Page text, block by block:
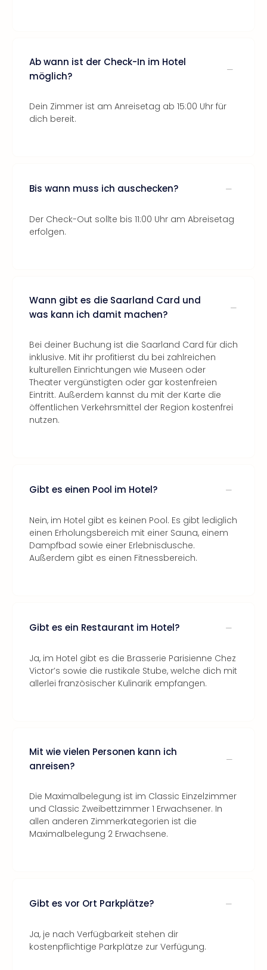
Ab wann ist der Check-In im Hotel
möglich?
Dein Zimmer ist am Anreisetag ab 15:00 Uhr für
dich bereit.
Bis wann muss ich auschecken?
Der Check-Out sollte bis 11:00 Uhr am Abreisetag
erfolgen.
Wann gibt es die Saarland Card und
was kann ich damit machen?
Bei deiner Buchung ist die Saarland Card für dich
inklusive. Mit ihr profitierst du bei zahlreichen
kulturellen Einrichtungen wie Museen oder
Theater vergünstigten oder gar kostenfreien
Eintritt. Außerdem kannst du mit der Karte die
öffentlichen Verkehrsmittel der Region kostenfrei
nutzen.
Gibt es einen Pool im Hotel?
Nein, im Hotel gibt es keinen Pool. Es gibt lediglich
einen Erholungsbereich mit einer Sauna, einem
Dampfbad sowie einer Erlebnisdusche.
Außerdem gibt es einen Fitnessbereich.
Gibt es ein Restaurant im Hotel?
Ja, im Hotel gibt es die Brasserie Parisienne Chez
Victor’s sowie die rustikale Stube, welche dich mit
allerlei französischer Kulinarik empfangen.
Mit wie vielen Personen kann ich
anreisen?
Die Maximalbelegung ist im Classic Einzelzimmer
und Classic Zweibettzimmer 1 Erwachsener. In
allen anderen Zimmerkategorien ist die
Maximalbelegung 2 Erwachsene.
Gibt es vor Ort Parkplätze?
Ja, je nach Verfügbarkeit stehen dir
kostenpflichtige Parkplätze zur Verfügung.